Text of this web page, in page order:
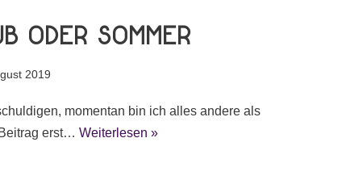
oder Sommer
2019
momentan bin ich alles andere als
erst… Weiterlesen »